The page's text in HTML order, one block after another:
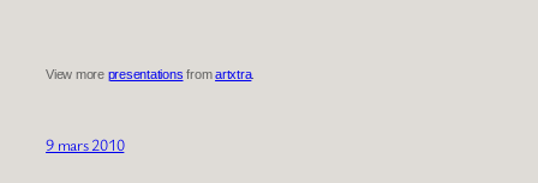
View more presentations fromartxtra.
9 mars 2010